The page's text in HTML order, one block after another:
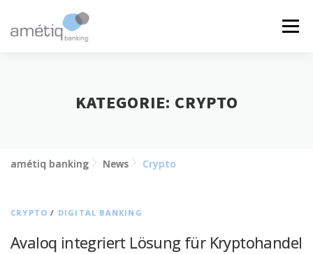
springen
Menü
KATEGORIE: CRYPTO
amétiq banking News Crypto
CRYPTO / DIGITAL BANKING
Avaloq integriert Lösung für Kryptohandel